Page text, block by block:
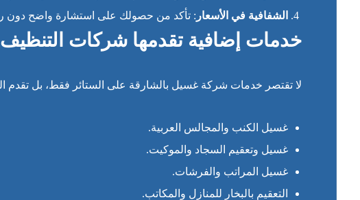
الشفافية في الأسعار : تأكد من حصولك على استشارة واضح دون
خدمات إضافية تقدمها شركات
لا تقتصر خدمات شركة غسيل بالشارقة على الستائر فقط، بل
غسيل الكنب والمجالس العربية.
غسيل وتعقيم السجاد والموكيت.
غسيل المراتب والفرشات.
التعقيم بالبخار للمنازل والمكاتب.